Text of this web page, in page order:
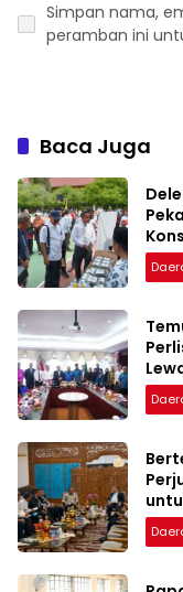
Simpan nama,
peramban ini
Baca Juga